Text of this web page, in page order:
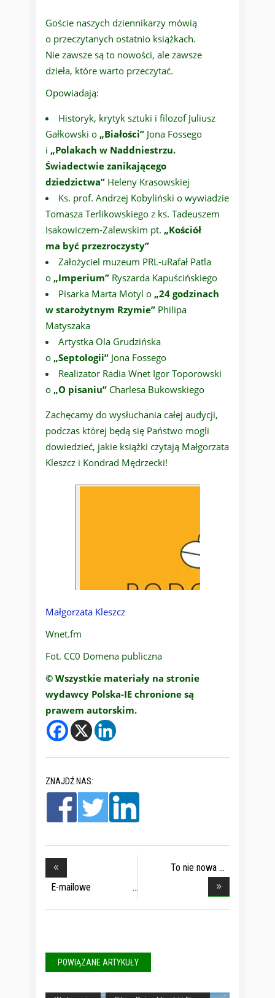
Goście naszych dziennikarzy mówią
o przeczytanych ostatnio książkach.
Nie zawsze są to nowości, ale zawsze
dzieła, które warto przeczytać.
Opowiadają:
Historyk, krytyk sztuki i filozof Juliusz
Gałkowski o „Białości” Jona Fossego
i „Polakach w Naddniestrzu.
Świadectwie zanikającego
dziedzictwa” Heleny Krasowskiej
Ks. prof. Andrzej Kobyliński o wywiadzie
Tomasza Terlikowskiego z ks. Tadeuszem
Isakowiczem-Zalewskim pt. „Kościół
ma być przezroczysty”
Założyciel muzeum PRL-uRafał Patla
o „Imperium” Ryszarda Kapuścińskiego
Pisarka Marta Motyl o „24 godzinach
w starożytnym Rzymie” Philipa
Matyszaka
Artystka Ola Grudzińska
o „Septologii” Jona Fossego
Realizator Radia Wnet Igor Toporowski
o „O pisaniu” Charlesa Bukowskiego
Zachęcamy do wysłuchania całej audycji,
podczas której będą się Państwo mogli
dowiedzieć, jakie książki czytają Małgorzata
Kleszcz i Kondrad Mędrzecki!
Małgorzata Kleszcz
Wnet.fm
Fot. CC0 Domena publiczna
© Wszystkie materiały na stronie
wydawcy Polska-IE chronione są
prawem autorskim.
ZNAJDŹ NAS:
E-mailowe
To nie nowa
POWIĄZANE ARTYKUŁY